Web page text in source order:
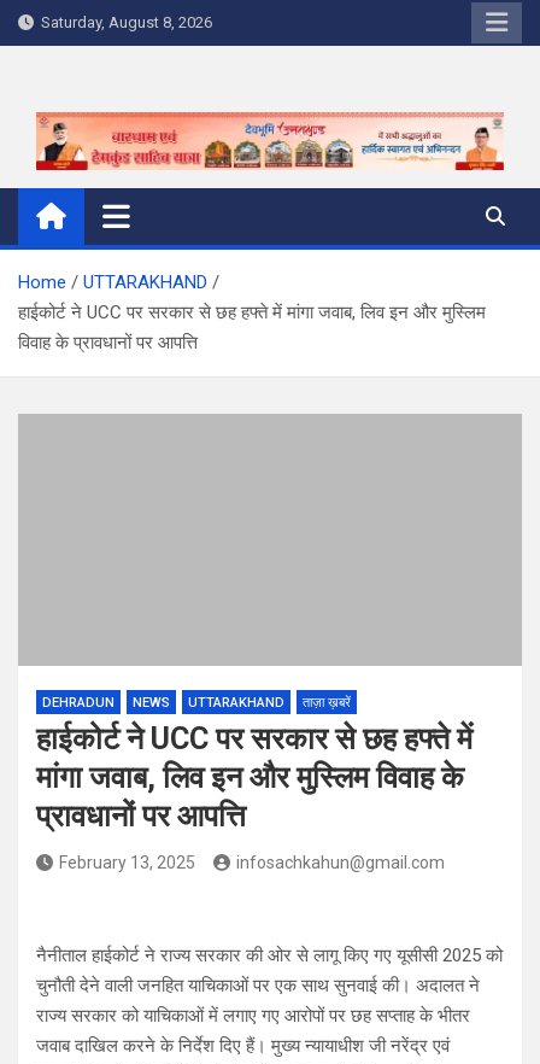
Skip
to
Saturday, August 8, 2026
Home
UTTARAKHAND
हाईकोर्ट ने UCC पर सरकार से छह हफ्ते में मांगा जवाब, लिव इन और मुस्लिम
विवाह के प्रावधानों पर आपत्ति
DEHRADUN NEWS UTTARAKHAND ताज़ा ख़बरें
हाईकोर्ट ने UCC पर सरकार से छह हफ्ते में
मांगा जवाब, लिव इन और मुस्लिम विवाह के
प्रावधानों पर आपत्ति
February 13, 2025 infosachkahun@gmail.com
नैनीताल हाईकोर्ट ने राज्य सरकार की ओर से लागू किए गए यूसीसी 2025 को
चुनौती देने वाली जनहित याचिकाओं पर एक साथ सुनवाई की। अदालत ने
राज्य सरकार को याचिकाओं में लगाए गए आरोपों पर छह सप्ताह के भीतर
जवाब दाखिल करने के निर्देश दिए हैं। मुख्य न्यायाधीश जी नरेंद्र एवं